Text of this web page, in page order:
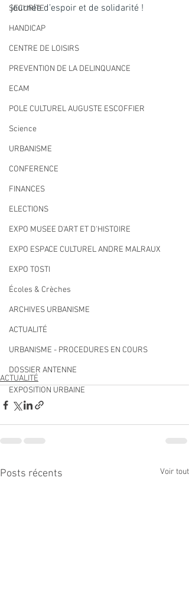
SECURITE
HANDICAP
CENTRE DE LOISIRS
PREVENTION DE LA DELINQUANCE
ECAM
POLE CULTUREL AUGUSTE ESCOFFIER
Science
URBANISME
CONFERENCE
FINANCES
ELECTIONS
EXPO MUSEE D'ART ET D'HISTOIRE
EXPO ESPACE CULTUREL ANDRE MALRAUX
EXPO TOSTI
Écoles & Crèches
ARCHIVES URBANISME
ACTUALITÉ
URBANISME - PROCEDURES EN COURS
DOSSIER ANTENNE
EXPOSITION URBAINE
journée d’espoir et de solidarité !
ACTUALITÉ
Posts récents Voir tout